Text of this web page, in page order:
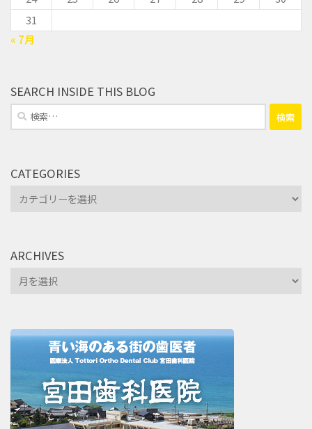
31
« 7月
SEARCH INSIDE THIS BLOG
検
索:
CATEGORIES
Categories
ARCHIVES
Archives